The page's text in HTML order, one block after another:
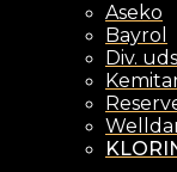
Aseko
Bayrol
Div.